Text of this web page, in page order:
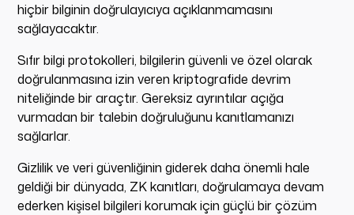
hiçbir bilginin doğrulayıcıya açıklanmamasını
sağlayacaktır.
Sıfır bilgi protokolleri, bilgilerin güvenli ve özel olarak
doğrulanmasına izin veren kriptografide devrim
niteliğinde bir araçtır. Gereksiz ayrıntılar açığa
vurmadan bir talebin doğruluğunu kanıtlamanızı
sağlarlar.
Gizlilik ve veri güvenliğinin giderek daha önemli hale
geldiği bir dünyada, ZK kanıtları, doğrulamaya devam
ederken kişisel bilgileri korumak için güçlü bir çözüm